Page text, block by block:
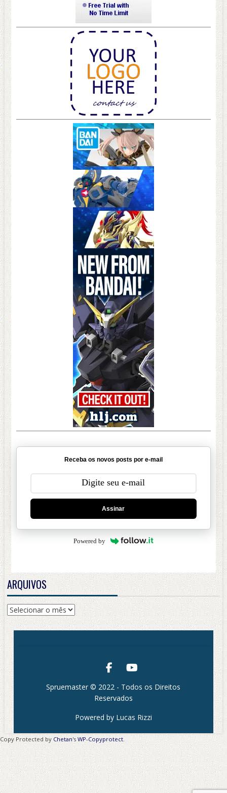
Receba os novos posts por e-mail
Assinar
Powered by
ARQUIVOS
Arquivos
Spruemaster © 2022 - Todos os Direitos
Reservados
Powered by Lucas Rizzi
Copy Protected by Chetan's WP-Copyprotect.